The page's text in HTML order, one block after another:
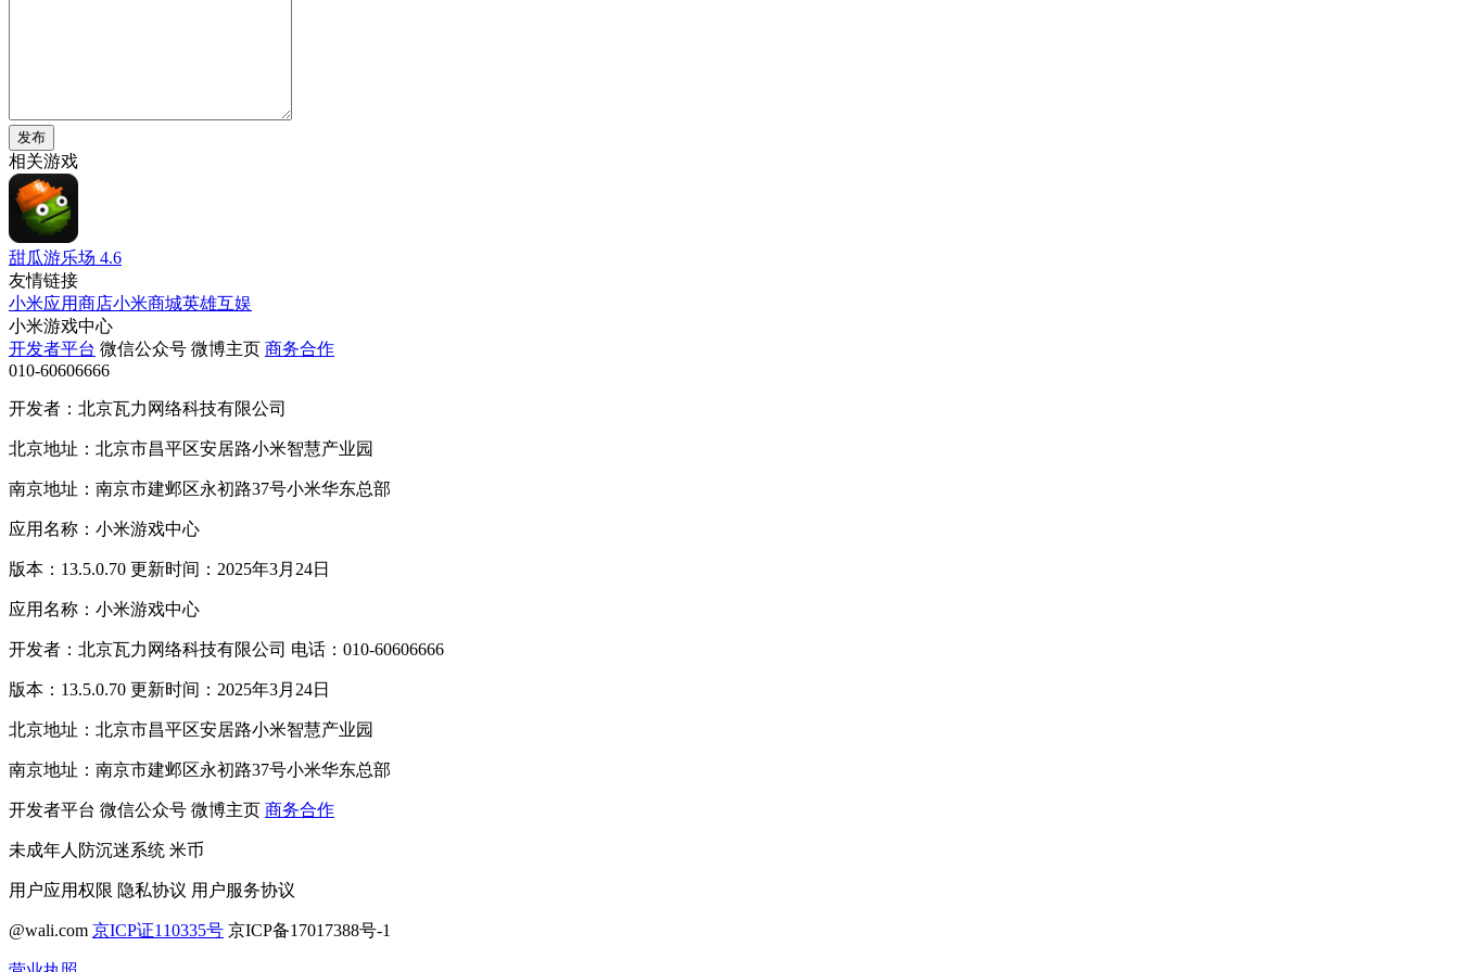
发布
相关游戏
甜瓜游乐场 4.6
友情链接
小米应用商店小米商城英雄互娱
小米游戏中心
开发者平台 微信公众号 微博主页 商务合作
010-60606666
开发者：北京瓦力网络科技有限公司
北京地址：北京市昌平区安居路小米智慧产业园
南京地址：南京市建邺区永初路37号小米华东总部
应用名称：小米游戏中心
版本：13.5.0.70 更新时间：2025年3月24日
应用名称：小米游戏中心
开发者：北京瓦力网络科技有限公司 电话：010-60606666
版本：13.5.0.70 更新时间：2025年3月24日
北京地址：北京市昌平区安居路小米智慧产业园
南京地址：南京市建邺区永初路37号小米华东总部
开发者平台 微信公众号 微博主页 商务合作
未成年人防沉迷系统 米币
用户应用权限 隐私协议 用户服务协议
@wali.com 京ICP证110335号 京ICP备17017388号-1